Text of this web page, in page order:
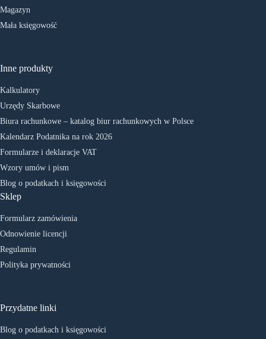
Magazyn
Mała księgowość
Inne produkty
Kalkulatory
Urzędy Skarbowe
Biura rachunkowe – katalog biur rachunkowych w Polsce
Kalendarz Podatnika na rok 2026
Formularze i deklaracje VAT
Wzory umów i pism
Blog o podatkach i księgowości
Sklep
Formularz zamówienia
Odnowienie licencji
Regulamin
Polityka prywatności
Przydatne linki
Blog o podatkach i księgowości